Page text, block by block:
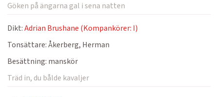
Göken på ängarna gal i sena natten
Dikt:Adrian Brushane (Kompankörer: I)
Tonsättare:Åkerberg, Herman
Besättning: manskör
Träd in, du bålde kavaljer